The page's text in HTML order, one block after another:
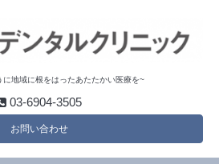
に地域に根をはったあたたかい医療を~
03-6904-3505
お問い合わせ